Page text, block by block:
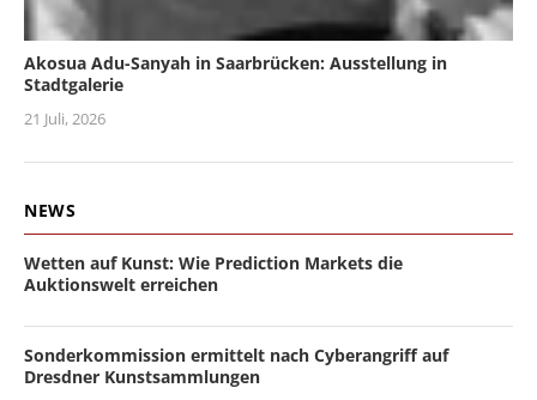
Akosua Adu-Sanyah in Saarbrücken: Ausstellung in
Stadtgalerie
21 Juli, 2026
NEWS
Wetten auf Kunst: Wie Prediction Markets die
Auktionswelt erreichen
Sonderkommission ermittelt nach Cyberangriff auf
Dresdner Kunstsammlungen